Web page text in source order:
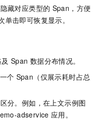
藏对应类型的 Span，方便
单击即可恢复显示。
Span 数据分布情况。
个 Span（仅展示耗时占总
分。例如，在上文示例图
adservice 应用。